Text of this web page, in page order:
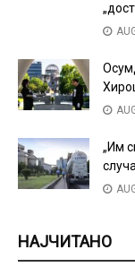
„Им
НАЈЧИТАНО